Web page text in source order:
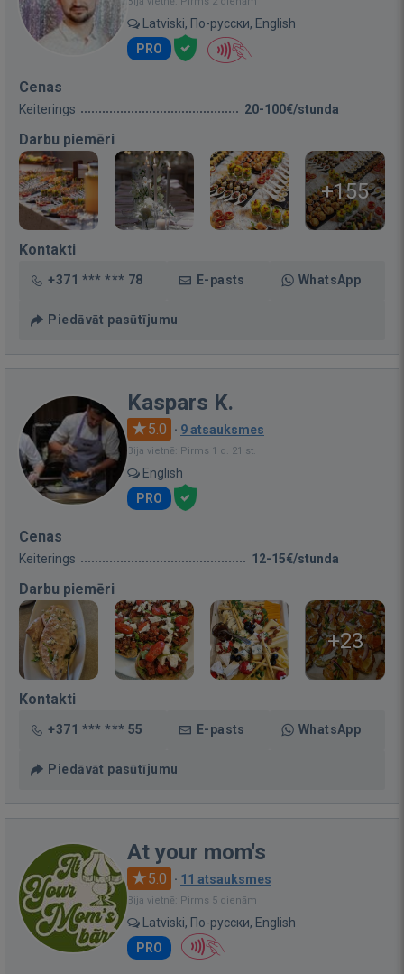
Latviski, По-русски, English
PRO
Cenas
Keiterings 20-100€/stunda
Darbu piemēri
+155
Kontakti
+371 *** *** 78 E-pasts WhatsApp
Piedāvāt pasūtījumu
Kaspars K.
5.0 · 9 atsauksmes
Bija vietnē: Pirms 1 d. 21 st.
English
PRO
Cenas
Keiterings 12-15€/stunda
Darbu piemēri
+23
Kontakti
+371 *** *** 55 E-pasts WhatsApp
Piedāvāt pasūtījumu
At your mom's
5.0 · 11 atsauksmes
Bija vietnē: Pirms 5 dienām
Latviski, По-русски, English
PRO